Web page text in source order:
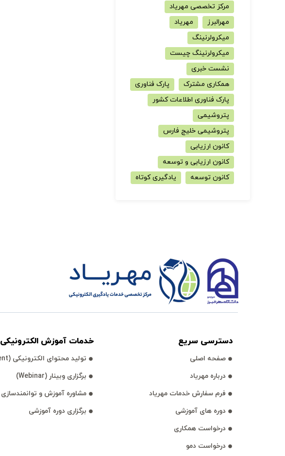
مرکز تخصصی مهریاد
مهرالبرز
مهریاد
میکرولرنینگ
میکرولرنینگ چیست
نشست خبری
همکاری مشترک
پارک فناوری
پارک فناوری اطلاعات کشور
پتروشیمی
پتروشیمی خلیج فارس
کانون ارزیابی
کانون ارزیابی و توسعه
کانون توسعه
یادگیری کوتاه
دسترسی سريع
صفحه اصلی
درباره مهرياد
فرم سفارش خدمات مهرياد
دوره های آموزشی
درخواست همكاری
درخواست دمو
خدمات آموزش الكترونیكی
توليد محتوای الكترونیكی (Content)
برگزاری وبينار (Webinar)
مشاوره آموزش و توانمند‌‌سازی
برگزاری دوره آموزشی